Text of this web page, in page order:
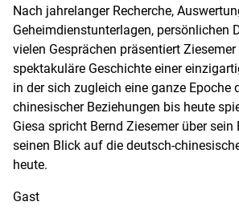
Nach jahrelanger Recherche,
Geheimdienstunterlagen, persönlichen
vielen Gesprächen präsentiert
spektakuläre Geschichte einer
in der sich zugleich eine ganze Epoche
chinesischer Beziehungen bis heute
Giesa spricht Bernd Ziesemer über sein
seinen Blick auf die deutsch-
heute.
Gast